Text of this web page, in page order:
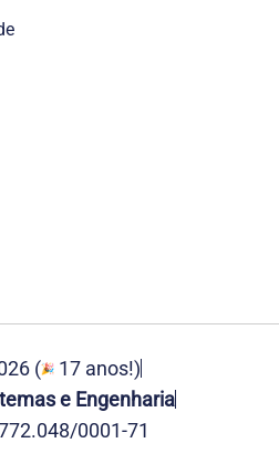
(
17 anos!)
e Engenharia
0001-71